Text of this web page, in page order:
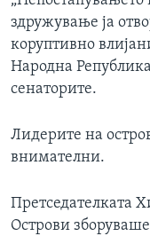
здружување ја
коруптивно
Народна
сенаторите.
Лидерите на
внимателни.
Претседателката
Острови